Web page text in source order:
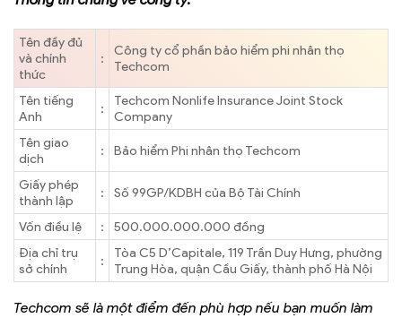
Tên đầy đủ
và chính
thức
:
Công ty cổ phần bảo hiểm phi nhân thọ
Techcom
Tên tiếng
Anh
:
Techcom Nonlife Insurance Joint Stock
Company
Tên giao
dịch
: Bảo hiểm Phi nhân thọ Techcom
Giấy phép
thành lập
: Số 99GP/KDBH của Bộ Tài Chính
Vốn điều lệ :
500.000.000.000 đồng
Địa chỉ trụ
sở chính
:
Tòa C5 D’Capitale, 119 Trần Duy Hưng, phường
Trung Hòa, quận Cầu Giấy, thành phố Hà Nội
Techcom sẽ là một điểm đến phù hợp nếu bạn muốn làm